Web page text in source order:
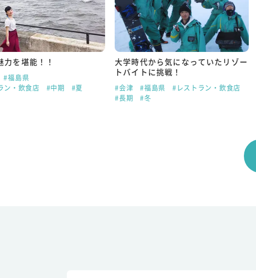
力を堪能！！
#福島県
ン・飲食店
#中期 #夏
大学時代から気になっていたリゾー
トバイトに挑戦！
#会津 #福島県
#レストラン・飲食店
#長期
#冬